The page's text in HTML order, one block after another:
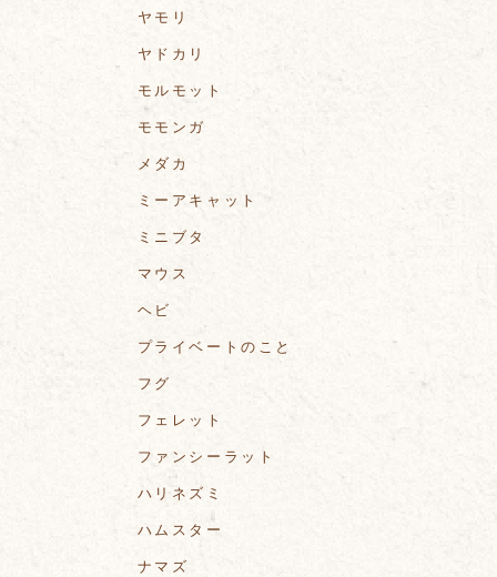
ヤモリ
ヤドカリ
モルモット
モモンガ
メダカ
ミーアキャット
ミニブタ
マウス
ヘビ
プライベートのこと
フグ
フェレット
ファンシーラット
ハリネズミ
ハムスター
ナマズ